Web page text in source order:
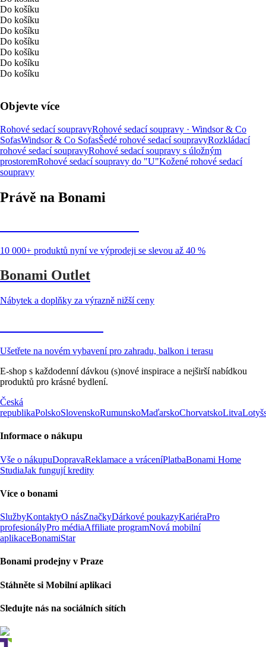
Do košíku
Do košíku
Do košíku
Do košíku
Do košíku
Do košíku
Do košíku
Objevte více
Rohové sedací soupravyRohové sedací soupravy · Windsor & Co
SofasWindsor & Co SofasŠedé rohové sedací soupravyRozkládací
rohové sedací soupravyRohové sedací soupravy s úložným
prostoremRohové sedací soupravy do "U"Kožené rohové sedací
soupravy
Právě na Bonami
10 000+ produktů nyní ve výprodeji se slevou až 40 %
Bonami Outlet
Nábytek a doplňky za výrazně nižší ceny
Ušetřete na novém vybavení pro zahradu, balkon i terasu
E-shop s každodenní dávkou (s)nové inspirace a nejširší nabídkou
produktů pro krásné bydlení.
Česká
republikaPolskoSlovenskoRumunskoMaďarskoChorvatskoLitva
Informace o nákupu
Vše o nákupuDopravaReklamace a vráceníPlatbaBonami Home
StudiaJak fungují kredity
Více o bonami
SlužbyKontaktyO násZnačkyDárkové poukazyKariéraPro
profesionályPro médiaAffiliate programNová mobilní
aplikaceBonamiStar
Bonami prodejny v Praze
Stáhněte si Mobilní aplikaci
Sledujte nás na sociálních sítích